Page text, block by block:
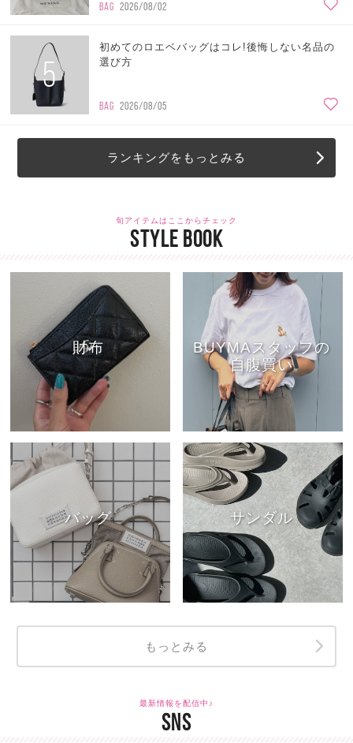
BAG 2026/08/02
5
初めてのロエベバッグはコレ!後悔しない名品の
選び方
BAG 2026/08/05
ランキングをもっとみる
旬アイテムはここからチェック
STYLE BOOK
財布
BUYMAスタッフの
自腹買い
バッグ サンダル
もっとみる
最新情報を配信中♪
SNS